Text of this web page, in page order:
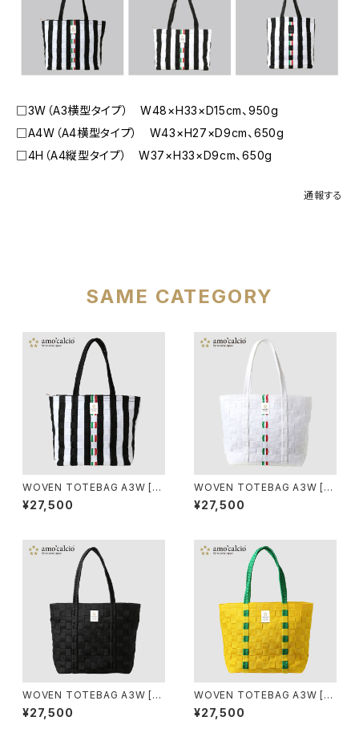
□3W（A3横型タイプ） W48×H33×D15cm、950g
□A4W（A4横型タイプ） W43×H27×D9cm、650g
□4H（A4縦型タイプ） W37×H33×D9cm、650g
通報する
SAME CATEGORY
WOVEN TOTEBAG A3W [BI
ANCONERO]
¥27,500
WOVEN TOTEBAG A3W [BI
ANCO]
¥27,500
WOVEN TOTEBAG A3W [N
ERO]
¥27,500
WOVEN TOTEBAG A3W [C
ELECAO]
¥27,500